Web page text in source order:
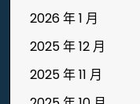
2026 年 1 月
2025 年 12 月
2025 年 11 月